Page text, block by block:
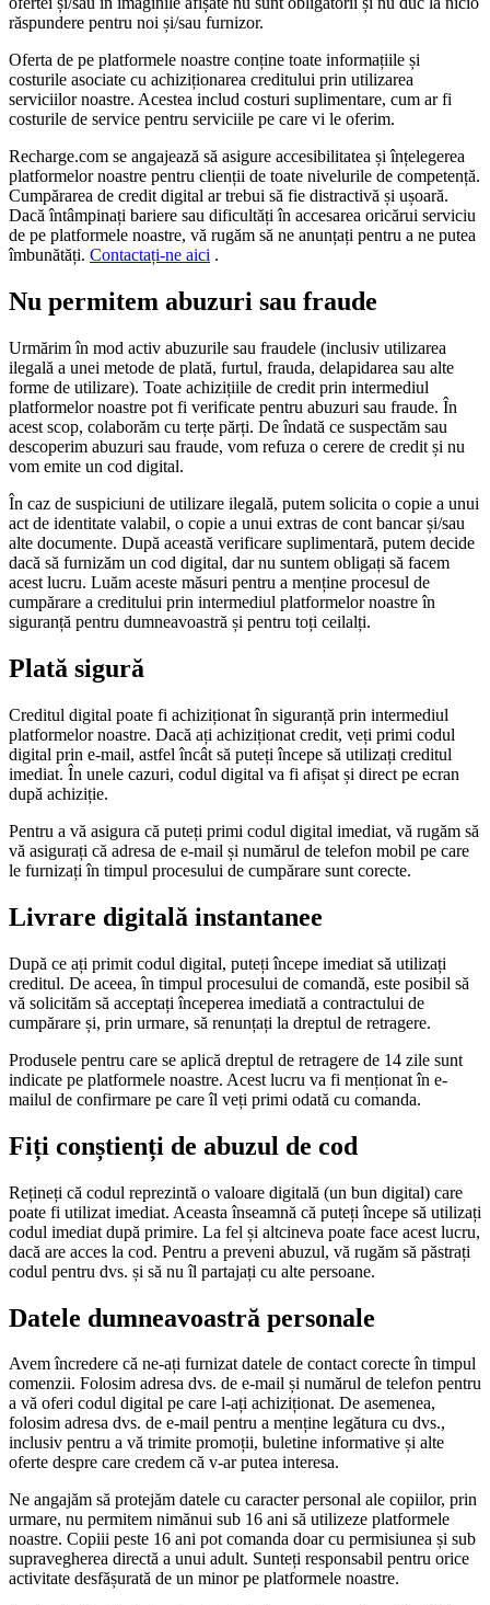
răspundere pentru noi și/sau furnizor.
Oferta de pe platformele noastre conține toate informațiile și
costurile asociate cu achiziționarea creditului prin utilizarea
serviciilor noastre. Acestea includ costuri suplimentare, cum ar fi
costurile de service pentru serviciile pe care vi le oferim.
Recharge.com se angajează să asigure accesibilitatea și înțelegerea
platformelor noastre pentru clienții de toate nivelurile de competență.
Cumpărarea de credit digital ar trebui să fie distractivă și ușoară.
Dacă întâmpinați bariere sau dificultăți în accesarea oricărui serviciu
de pe platformele noastre, vă rugăm să ne anunțați pentru a ne putea
îmbunătăți. Contactați-ne aici .
Nu permitem abuzuri sau fraude
Urmărim în mod activ abuzurile sau fraudele (inclusiv utilizarea
ilegală a unei metode de plată, furtul, frauda, ​​delapidarea sau alte
forme de utilizare). Toate achizițiile de credit prin intermediul
platformelor noastre pot fi verificate pentru abuzuri sau fraude. În
acest scop, colaborăm cu terțe părți. De îndată ce suspectăm sau
descoperim abuzuri sau fraude, vom refuza o cerere de credit și nu
vom emite un cod digital.
În caz de suspiciuni de utilizare ilegală, putem solicita o copie a unui
act de identitate valabil, o copie a unui extras de cont bancar și/sau
alte documente. După această verificare suplimentară, putem decide
dacă să furnizăm un cod digital, dar nu suntem obligați să facem
acest lucru. Luăm aceste măsuri pentru a menține procesul de
cumpărare a creditului prin intermediul platformelor noastre în
siguranță pentru dumneavoastră și pentru toți ceilalți.
Plată sigură
Creditul digital poate fi achiziționat în siguranță prin intermediul
platformelor noastre. Dacă ați achiziționat credit, veți primi codul
digital prin e-mail, astfel încât să puteți începe să utilizați creditul
imediat. În unele cazuri, codul digital va fi afișat și direct pe ecran
după achiziție.
Pentru a vă asigura că puteți primi codul digital imediat, vă rugăm să
vă asigurați că adresa de e-mail și numărul de telefon mobil pe care
le furnizați în timpul procesului de cumpărare sunt corecte.
Livrare digitală instantanee
După ce ați primit codul digital, puteți începe imediat să utilizați
creditul. De aceea, în timpul procesului de comandă, este posibil să
vă solicităm să acceptați începerea imediată a contractului de
cumpărare și, prin urmare, să renunțați la dreptul de retragere.
Produsele pentru care se aplică dreptul de retragere de 14 zile sunt
indicate pe platformele noastre. Acest lucru va fi menționat în e-
mailul de confirmare pe care îl veți primi odată cu comanda.
Fiți conștienți de abuzul de cod
Rețineți că codul reprezintă o valoare digitală (un bun digital) care
poate fi utilizat imediat. Aceasta înseamnă că puteți începe să utilizați
codul imediat după primire. La fel și altcineva poate face acest lucru,
dacă are acces la cod. Pentru a preveni abuzul, vă rugăm să păstrați
codul pentru dvs. și să nu îl partajați cu alte persoane.
Datele dumneavoastră personale
Avem încredere că ne-ați furnizat datele de contact corecte în timpul
comenzii. Folosim adresa dvs. de e-mail și numărul de telefon pentru
a vă oferi codul digital pe care l-ați achiziționat. De asemenea,
folosim adresa dvs. de e-mail pentru a menține legătura cu dvs.,
inclusiv pentru a vă trimite promoții, buletine informative și alte
oferte despre care credem că v-ar putea interesa.
Ne angajăm să protejăm datele cu caracter personal ale copiilor, prin
urmare, nu permitem nimănui sub 16 ani să utilizeze platformele
noastre. Copiii peste 16 ani pot comanda doar cu permisiunea și sub
supravegherea directă a unui adult. Sunteți responsabil pentru orice
activitate desfășurată de un minor pe platformele noastre.